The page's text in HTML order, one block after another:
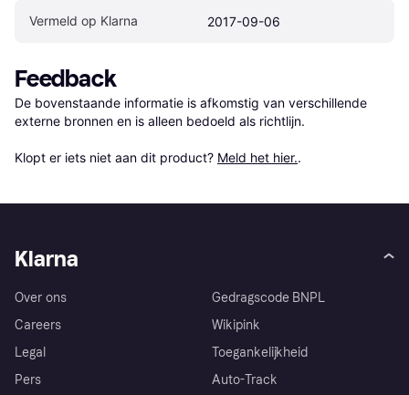
Vermeld op Klarna 2017-09-06
Feedback
De bovenstaande informatie is afkomstig van verschillende
externe bronnen en is alleen bedoeld als richtlijn.
Klopt er iets niet aan dit product? Meld het hier..
Klarna
Over ons
Careers
Legal
Pers
Gedragscode BNPL
Wikipink
Toegankelijkheid
Auto-Track